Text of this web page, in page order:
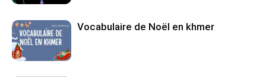
Vocabulaire de Noël en khmer